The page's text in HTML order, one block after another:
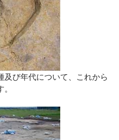
及び年代について、これから